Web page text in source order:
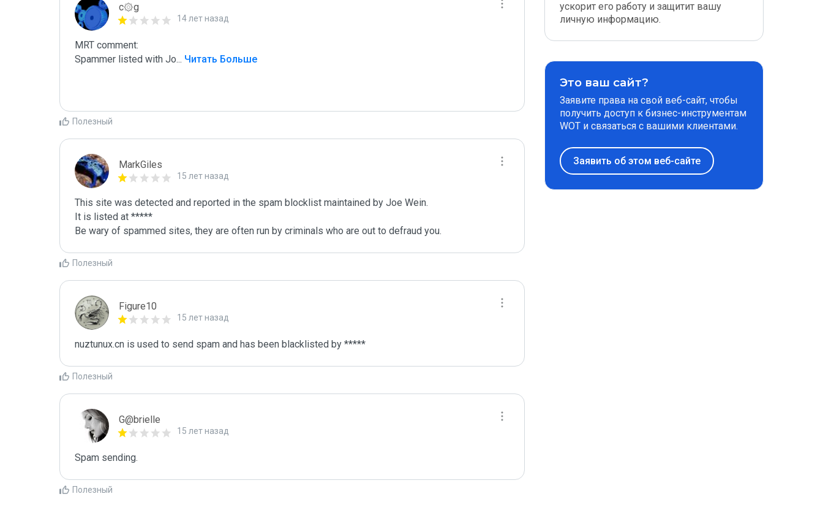
c۞g
14 лет назад
MRT comment:
Spammer listed with Jo... Читать Больше
Полезный
MarkGiles
15 лет назад
This site was detected and reported in the spam blocklist maintained by Joe Wein.
It is listed at *****
Be wary of spammed sites, they are often run by criminals who are out to defraud you.
Полезный
Figure10
15 лет назад
nuztunux.cn is used to send spam and has been blacklisted by *****
Полезный
G@brielle
15 лет назад
Spam sending.
Полезный
ускорит его работу и защитит вашу
личную информацию.
Это ваш сайт?
Заявите права на свой веб-сайт, чтобы
получить доступ к бизнес-инструментам
WOT и связаться с вашими клиентами.
Заявить об этом веб-сайте